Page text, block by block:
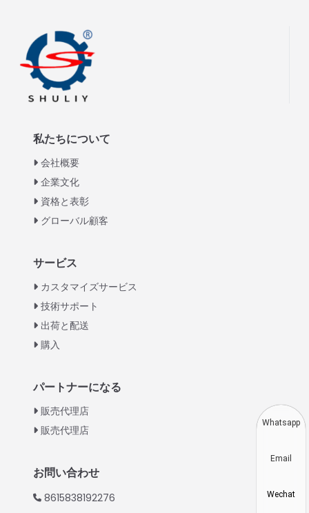
私たちについて
会社概要
企業文化
資格と表彰
グローバル顧客
サービス
カスタマイズサービス
技術サポート
出荷と配送
購入
パートナーになる
販売代理店
販売代理店
お問い合わせ
8615838192276
Vietnamese
Thai
Turkish
Swahili
Urdu
Greek
Italian
Whatsapp
Email
Wechat